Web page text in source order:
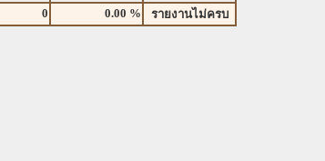
0 0.00 % รายงานไม่ครบ